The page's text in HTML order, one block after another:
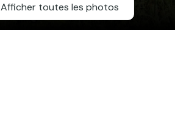
Afficher toutes les photos